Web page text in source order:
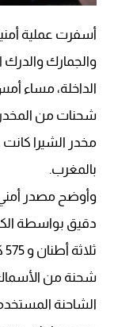
أسفرت عملية
والجمارك والدرك
الداخلة، مساء
مخدر الشيرا
بالمغرب.
وأوضح مصدر أمني
دقيق بواسطة
شحنة من
الشاحنة